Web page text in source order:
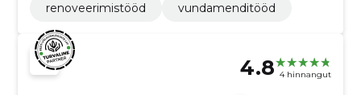
renoveerimistööd
vundamenditööd
4.8 4 hinnangut